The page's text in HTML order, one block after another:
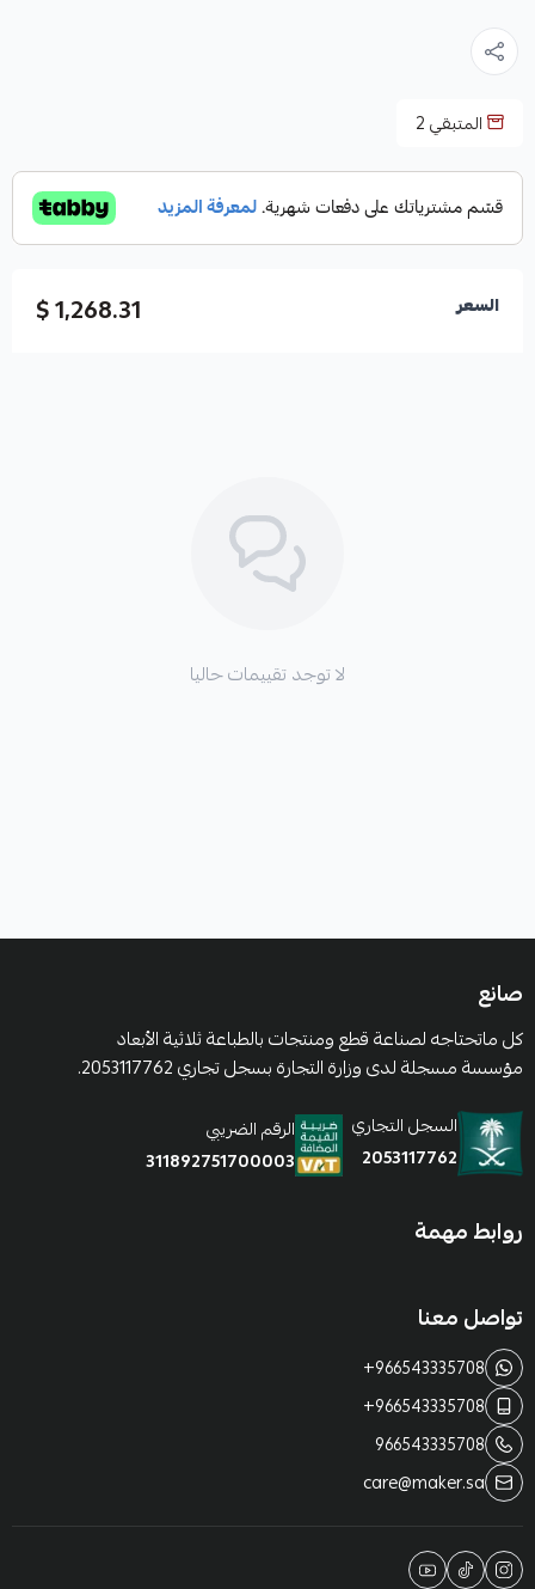
المتبقي2
السعر 1,268.31 $
لا توجد تقييمات حاليا
صانع
كل ماتحتاجه لصناعة قطع ومنتجات بالطباعة ثلاثية الأبعاد
مؤسسة مسجلة لدى وزارة التجارة بسجل تجاري 2053117762.
السجل التجاري
2053117762
الرقم الضريبي
311892751700003
روابط مهمة
تواصل معنا
+966543335708
+966543335708
966543335708
care@maker.sa